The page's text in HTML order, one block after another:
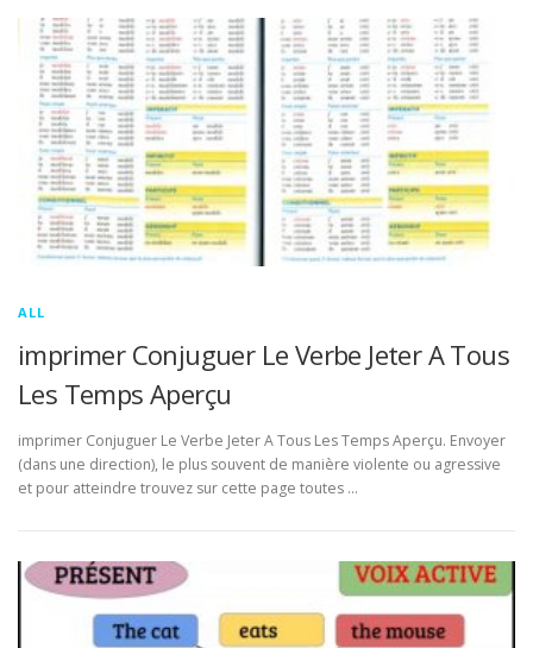
ALL
imprimer Conjuguer Le Verbe Jeter A Tous
Les Temps Aperçu
imprimer Conjuguer Le Verbe Jeter A Tous Les Temps Aperçu. Envoyer
(dans une direction), le plus souvent de manière violente ou agressive
et pour atteindre trouvez sur cette page toutes …